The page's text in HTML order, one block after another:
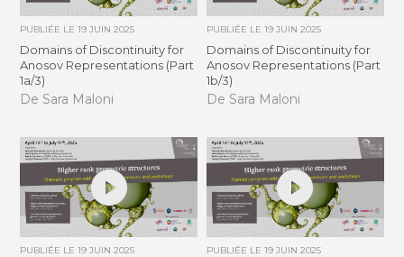
PUBLIÉE LE19 JUIN 2025
Domains of Discontinuity for
Anosov Representations (Part
1a/3)
De Sara Maloni
PUBLIÉE LE 19 JUIN 2025
Domains of Discontinuity for
Anosov Representations (Part
1b/3)
De Sara Maloni
PUBLIÉE LE19 JUIN 2025 PUBLIÉE LE 19 JUIN 2025